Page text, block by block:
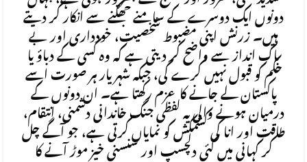
دونوں ایک دوسرے کے سامنے جھکنے سے انکار کر دیتے
ہیں۔ زرنش اپنی مضبوط شخصیت، خودداری اور بے
باک انداز سے واضح کر دیتی ہے کہ وہ کسی کے دباؤ یا
حکم کو قبول نہیں کرے گی، جبکہ شہریار ہر صورت اسے
پاکستان لے جانے کا عزم رکھتا ہے۔ ان دونوں کے
درمیان ہونے والی یہ لفظی جنگ خاندانی دشمنی، انتقام،
طاقت اور انا کی کشمکش کو نمایاں کرتی ہے، جو آگے چل
کر کہانی میں کئی دلچسپ اور سنسنی خیز موڑ آنے کا